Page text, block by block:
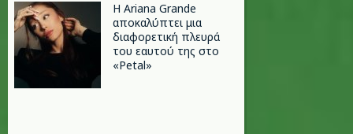
Η Ariana Grande
αποκαλύπτει μια
διαφορετική πλευρά
του εαυτού της στο
«Petal»